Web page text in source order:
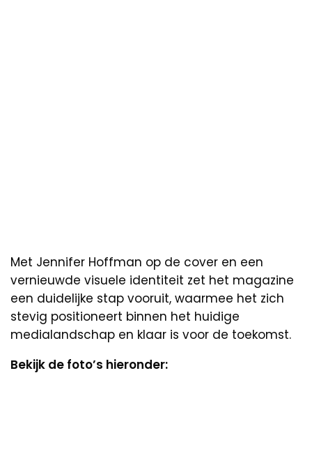
Met Jennifer Hoffman op de cover en een
vernieuwde visuele identiteit zet het magazine
een duidelijke stap vooruit, waarmee het zich
stevig positioneert binnen het huidige
medialandschap en klaar is voor de toekomst.
Bekijk de foto’s hieronder: